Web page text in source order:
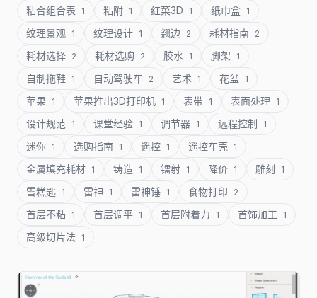
粘合组合表 1 粘附 1 红菜3D 1 纸巾盒 1
纹理景观 1 纹理设计 1 翘边 2 耗材指南 2
耗材选择 2 耗材选购 2 胶水 1 脚架 1
自制拖鞋 1 自动驾驶车 2 艺术 1 花盆 1
苹果 1 苹果推出3D打印机 1 表带 1 表面处理 1
设计规范 1 课堂经验 1 调节器 1 远程控制 1
迷你 1 选购指南 1 遥控 1 遥控车壳 1
金属填充耗材 1 铸造 1 镭射 1 降价 1 雕刻 1
雪糕匙 1 雷神 1 雷神锤 1 食物打印 2
首层不粘 1 首层调平 1 首层附着力 1 首饰加工 1
高级切片法 1